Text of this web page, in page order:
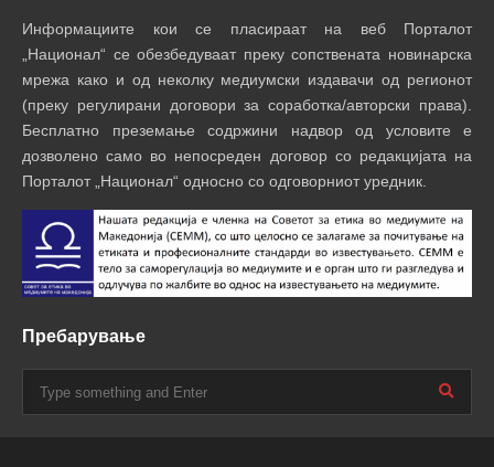
Информациите кои се пласираат на веб Порталот
„Национал“ се обезбедуваат преку сопствената новинарска
мрежа како и од неколку медиумски издавачи од регионот
(преку регулирани договори за соработка/авторски права).
Бесплатно преземање содржини надвор од условите е
дозволено само во непосреден договор со редакцијата на
Порталот „Национал“ односно со одговорниот уредник.
Пребарување